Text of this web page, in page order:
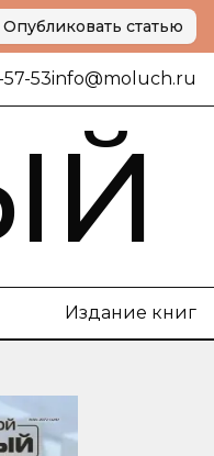
Опубликовать статью
53info@moluch.ru
Издание книг